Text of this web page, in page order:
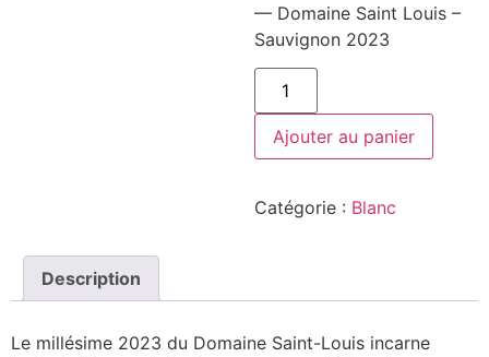
— Domaine Saint Louis –
Sauvignon 2023
quantité
Domaine
Saint
Louis
-
2023
Ajouter au panier
Catégorie : Blanc
Description
Le millésime 2023 du Domaine Saint-Louis incarne